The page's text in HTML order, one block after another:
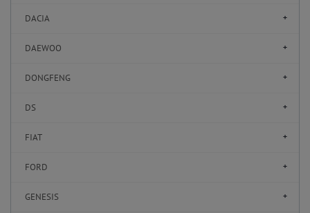
DACIA
DAEWOO
DONGFENG
DS
FIAT
FORD
GENESIS